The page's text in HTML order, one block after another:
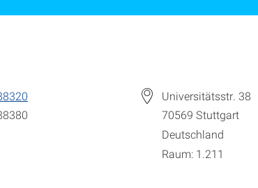
Universitätsstr. 38
70569 Stuttgart
Deutschland
Raum: 1.211